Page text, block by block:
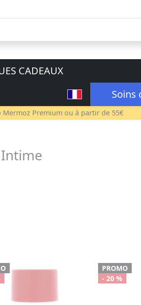
CADEAUX
Soins
Mermoz Premium ou à partir de 55€
PROMO
- 20 %